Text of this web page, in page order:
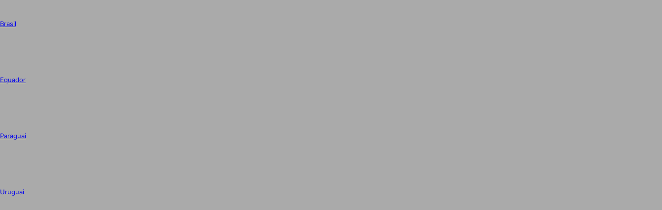
Brasil
Equador
Paraguai
Uruguai